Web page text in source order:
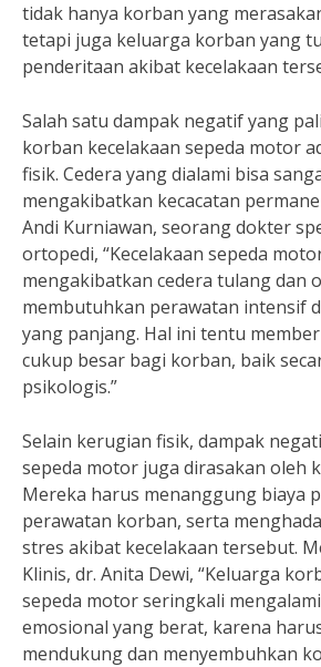
tidak hanya korban yang
tetapi juga keluarga korban yang
penderitaan akibat kecelakaan
Salah satu dampak negatif yang
korban kecelakaan sepeda motor
fisik. Cedera yang dialami bisa
mengakibatkan kecacatan
Andi Kurniawan, seorang dokter
ortopedi, “Kecelakaan sepeda
mengakibatkan cedera tulang dan
membutuhkan perawatan intensif
yang panjang. Hal ini tentu
cukup besar bagi korban, baik
psikologis.”
Selain kerugian fisik, dampak
sepeda motor juga dirasakan oleh
Mereka harus menanggung biaya
perawatan korban, serta
stres akibat kecelakaan tersebut.
Klinis, dr. Anita Dewi, “Keluarga
sepeda motor seringkali
emosional yang berat, karena
mendukung dan menyembuhkan